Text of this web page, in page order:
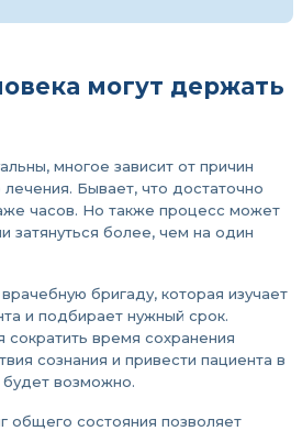
могут держать
многое зависит от причин
Бывает, что достаточно
часов. Но также процесс может
затянуться более, чем на один
бригаду, которая изучает
и подбирает нужный срок.
сократить время сохранения
сознания и привести пациента в
будет возможно.
общего состояния позволяет